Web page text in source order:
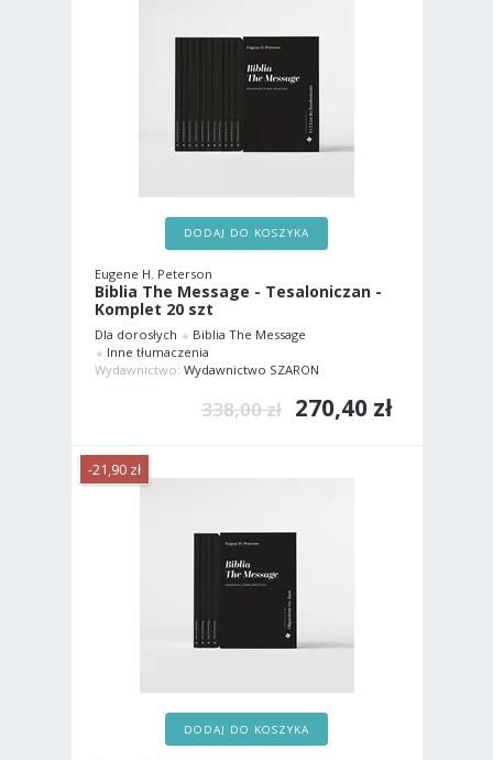
DODAJ DO KOSZYKA
Eugene H. Peterson
Biblia The Message - Tesaloniczan -
Komplet 20 szt
Dla dorosłych
Biblia The Message
Inne tłumaczenia
Wydawnictwo: Wydawnictwo SZARON
338,00 zł 270,40 zł
-21,90 zł
DODAJ DO KOSZYKA